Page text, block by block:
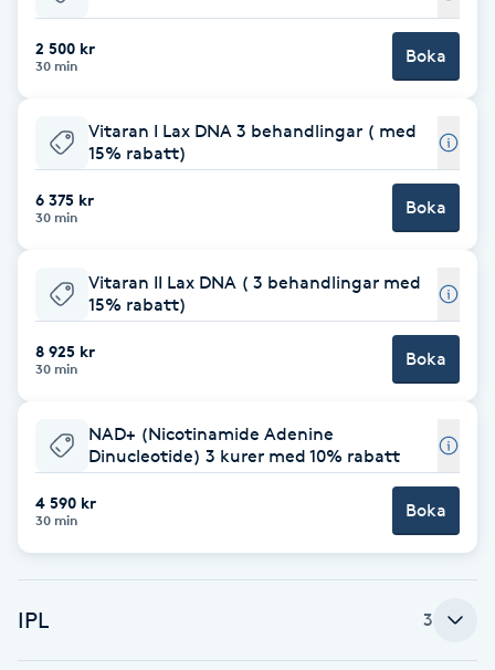
Babylights
Balayage
Bambumassage
Barber
Barnklippning
BIAB
Blowout
Bottenfärg
Brynplockning
2 500 kr
30 min Boka
Vitaran I Lax DNA 3 behandlingar ( med
15% rabatt)
6 375 kr
30 min Boka
Vitaran II Lax DNA ( 3 behandlingar med
15% rabatt)
8 925 kr
30 min Boka
NAD+ (Nicotinamide Adenine
Dinucleotide) 3 kurer med 10% rabatt
4 590 kr
30 min Boka
IPL 3